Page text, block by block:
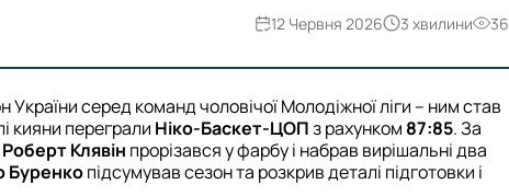
3 хвилини 36
12 Червня 2026
України серед команд чоловічої Молодіжної ліги – ним став
кияни переграли Ніко-Баскет-ЦОПз рахунком 87:85. За
Роберт Клявін прорізався у фарбу і набрав вирішальні два
Буренкопідсумував сезон та розкрив деталі підготовки і